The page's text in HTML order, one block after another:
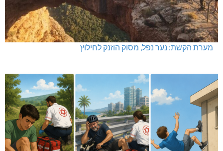
מערת הקשת: נער נפל, מסוק הוזנק לחילוץ